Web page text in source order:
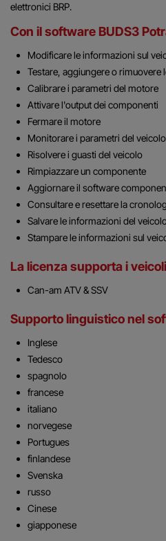
elettronici BRP.
Con il software BUDS3
Modificare le informazioni sul
Testare, aggiungere o rimuovere
Calibrare i parametri del motore
Attivare l'output dei componenti
Fermare il motore
Monitorare i parametri del veicolo
Risolvere i guasti del veicolo
Rimpiazzare un componente
Aggiornare il software
Consultare e resettare la
Salvare le informazioni del
Stampare le informazioni sul
La licenza supporta i
Can-am ATV & SSV
Supporto linguistico nel
Inglese
Tedesco
spagnolo
francese
italiano
norvegese
Portugues
finlandese
Svenska
russo
Cinese
giapponese